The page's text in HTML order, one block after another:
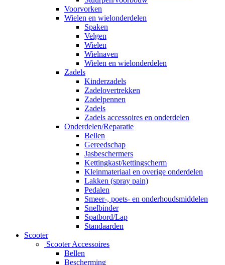
Voorvorken
Wielen en wielonderdelen
Spaken
Velgen
Wielen
Wielnaven
Wielen en wielonderdelen
Zadels
Kinderzadels
Zadelovertrekken
Zadelpennen
Zadels
Zadels accessoires en onderdelen
Onderdelen/Reparatie
Bellen
Gereedschap
Jasbeschermers
Kettingkast/kettingscherm
Kleinmateriaal en overige onderdelen
Lakken (spray pain)
Pedalen
Smeer-, poets- en onderhoudsmiddelen
Snelbinder
Spatbord/Lap
Standaarden
Scooter
Scooter Accessoires
Bellen
Bescherming